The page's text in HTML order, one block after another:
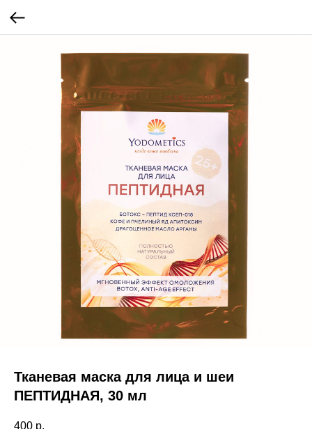
Тканевая маска для лица и шеи
ПЕПТИДНАЯ, 30 мл
400 р.